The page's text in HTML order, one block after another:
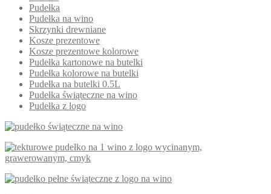
Pudełka
Pudełka na wino
Skrzynki drewniane
Kosze prezentowe
Kosze prezentowe kolorowe
Pudełka kartonowe na butelki
Pudełka kolorowe na butelki
Pudełka na butelki 0.5L
Pudełka świąteczne na wino
Pudełka z logo